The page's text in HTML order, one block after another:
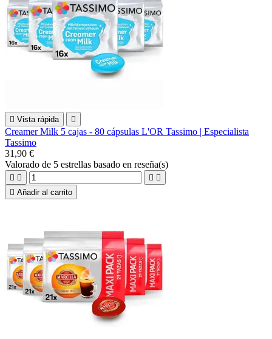
 Vista rápida 
Creamer Milk 5 cajas - 80 cápsulas L'OR Tassimo | Especialista
Tassimo
31,90 €
Valorado de 5 estrellas basado en reseña(s)
   
 Añadir al carrito